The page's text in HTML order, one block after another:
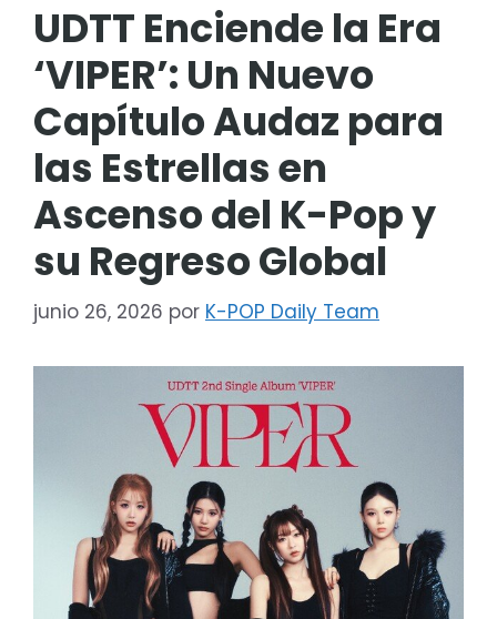
UDTT Enciende la Era
‘VIPER’: Un Nuevo
Capítulo Audaz para
las Estrellas en
Ascenso del K-Pop y
su Regreso Global
junio 26, 2026 por K-POP Daily Team